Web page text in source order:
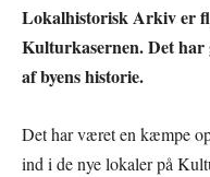
Lokalhistorisk Arkiv er
Kulturkasernen. Det
af byens historie.
Det har været en kæmpe
ind i de nye lokaler på